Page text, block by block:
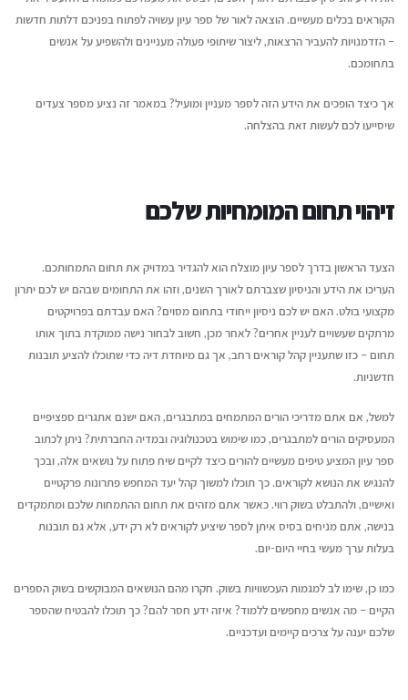
הקוראים בכלים מעשיים. הוצאה לאור של ספר עיון עשויה לפתוח בפניכם דלתות חדשות
– הזדמנויות להעביר הרצאות, ליצור שיתופי פעולה מעניינים ולהשפיע על אנשים
בתחומכם.
אך כיצד הופכים את הידע הזה לספר מעניין ומועיל? במאמר זה נציע מספר צעדים
שיסייעו לכם לעשות זאת בהצלחה.
זיהוי תחום המומחיות שלכם
הצעד הראשון בדרך לספר עיון מוצלח הוא להגדיר במדויק את תחום התמחותכם.
העריכו את הידע והניסיון שצברתם לאורך השנים, וזהו את התחומים שבהם יש לכם יתרון
מקצועי בולט. האם יש לכם ניסיון ייחודי בתחום מסוים? האם עבדתם בפרויקטים
מרתקים שעשויים לעניין אחרים? לאחר מכן, חשוב לבחור נישה ממוקדת בתוך אותו
תחום – כזו שתעניין קהל קוראים רחב, אך גם מיוחדת דיה כדי שתוכלו להציע תובנות
חדשניות.
למשל, אם אתם מדריכי הורים המתמחים במתבגרים, האם ישנם אתגרים ספציפיים
המעסיקים הורים למתבגרים, כמו שימוש בטכנולוגיה ובמדיה החברתית? ניתן לכתוב
ספר עיון המציע טיפים מעשיים להורים כיצד לקיים שיח פתוח על נושאים אלה, ובכך
להנגיש את הנושא לקוראים. כך תוכלו למשוך קהל יעד המחפש פתרונות פרקטיים
ואישיים, ולהתבלט בשוק רווי. כאשר אתם מזהים את תחום ההתמחות שלכם ומתמקדים
בנישה, אתם מניחים בסיס איתן לספר שיציע לקוראים לא רק ידע, אלא גם תובנות
בעלות ערך מעשי בחיי היום-יום.
כמו כן, שימו לב למגמות העכשוויות בשוק. חקרו מהם הנושאים המבוקשים בשוק הספרים
הקיים – מה אנשים מחפשים ללמוד? איזה ידע חסר להם? כך תוכלו להבטיח שהספר
שלכם יענה על צרכים קיימים ועדכניים.
יולי 14, 2026
מעבר לדפים – איך תיראה
איך עידן הבינוניות מייצר
יוני 16, 2026